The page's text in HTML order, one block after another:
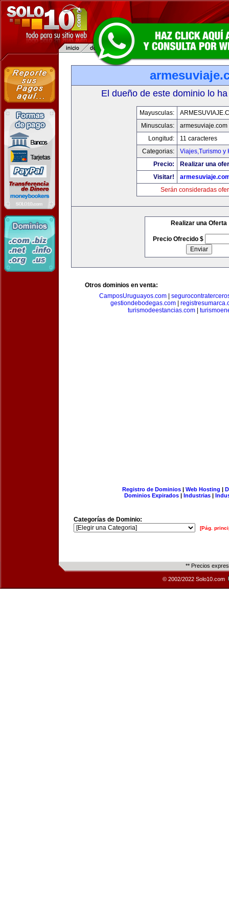
El dueño de este dominio lo
Mayusculas:
Minusculas:
armesuviaje.com
Longitud:
11 caracteres
Categorias:
Viajes,Turismo y
Precio:
Realizar una
Visitar!
Serán consideradas
Realizar una Oferta
Precio Ofrecido $
Otros dominios en venta:
CamposUruguayos.com|
gestiondebodegas.com|
turismodeestancias.com|
Registro de Dominios| Web Hosting |
Dominios Expirados | Industrias |
Categorías de Dominio:
[Pág.
** Precios
© 2002/2022 Solo10.com